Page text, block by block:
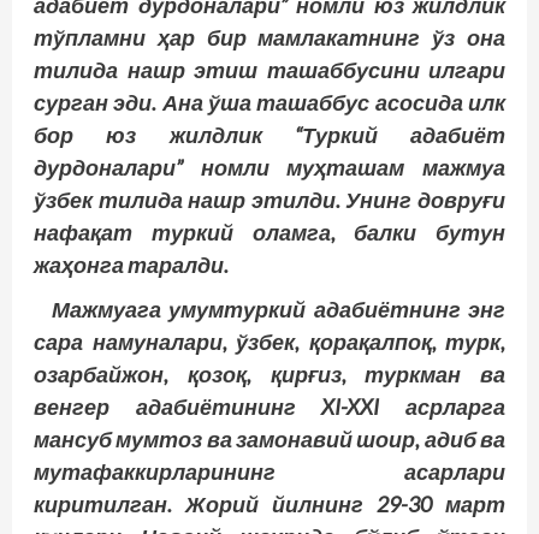
тўпламни ҳар бир мамлакатнинг ўз она
тилида нашр этиш ташаббусини илгари
сурган эди. Ана ўша ташаббус асосида илк
бор юз жилдлик “Туркий адабиёт
дурдоналари” номли муҳташам мажмуа
ўзбек тилида нашр этилди. Унинг довруғи
нафақат туркий оламга, балки бутун
жаҳонга таралди.
Мажмуага умумтуркий адабиётнинг энг
сара намуналари, ўзбек, қорақалпоқ, турк,
озарбайжон, қозоқ, қирғиз, туркман ва
венгер ада­биётининг XI-XXI асрларга
мансуб мумтоз ва замонавий шоир, адиб ва
мутафаккирларининг асарлари
киритилган. Жорий йилнинг 29-30 март